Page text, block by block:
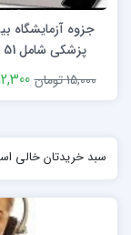
جزوه آزمایشگاه
پزشکی شامل 51 صفحه
15,000 تومان
12,300
سبد خریدتان خالی